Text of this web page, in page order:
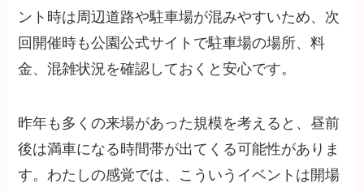
ント時は周辺道路や駐車場が混みやすいため、次
回開催時も公園公式サイトで駐車場の場所、料
金、混雑状況を確認しておくと安心です。
昨年も多くの来場があった規模を考えると、昼前
後は満車になる時間帯が出てくる可能性がありま
す。わたしの感覚では、こういうイベントは開場